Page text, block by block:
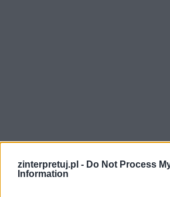
zinterpretuj.pl - Do Not Process
Information
Nałkowska pokazuje również,
zmuszone do zachowań